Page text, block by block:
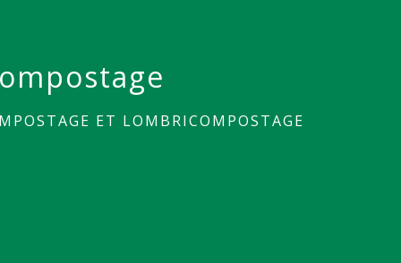
ET LOMBRICOMPOSTAGE